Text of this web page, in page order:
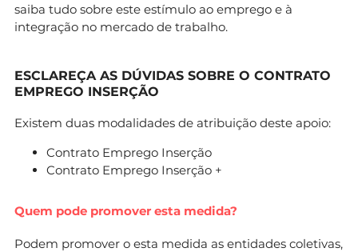
saiba tudo sobre este estímulo ao emprego e à
integração no mercado de trabalho.
ESCLAREÇA AS DÚVIDAS SOBRE O CONTRATO
EMPREGO INSERÇÃO
Existem duas modalidades de atribuição deste apoio:
Contrato Emprego Inserção
Contrato Emprego Inserção +
Quem pode promover esta medida?
Podem promover o esta medida as entidades coletivas,